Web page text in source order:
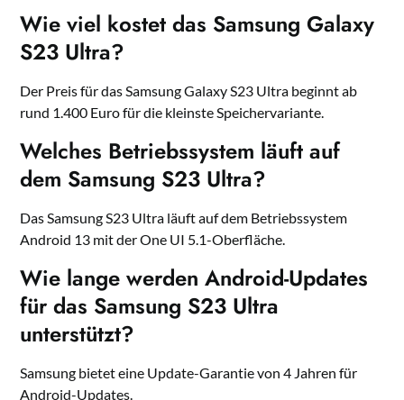
Wie viel kostet das Samsung Galaxy
S23 Ultra?
Der Preis für das Samsung Galaxy S23 Ultra beginnt ab
rund 1.400 Euro für die kleinste Speichervariante.
Welches Betriebssystem läuft auf
dem Samsung S23 Ultra?
Das Samsung S23 Ultra läuft auf dem Betriebssystem
Android 13 mit der One UI 5.1-Oberfläche.
Wie lange werden Android-Updates
für das Samsung S23 Ultra
unterstützt?
Samsung bietet eine Update-Garantie von 4 Jahren für
Android-Updates.